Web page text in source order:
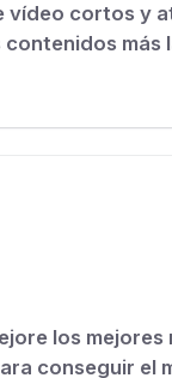
vídeo cortos y
más
los mejores
conseguir el